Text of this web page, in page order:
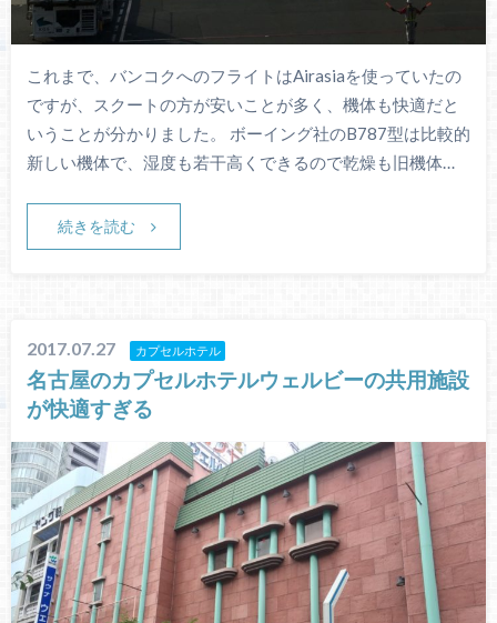
これまで、バンコクへのフライトはAirasiaを使っていたの
ですが、スクートの方が安いことが多く、機体も快適だと
いうことが分かりました。 ボーイング社のB787型は比較的
新しい機体で、湿度も若干高くできるので乾燥も旧機体…
続きを読む
2017.07.27 カプセルホテル
名古屋のカプセルホテルウェルビーの共用施設
が快適すぎる